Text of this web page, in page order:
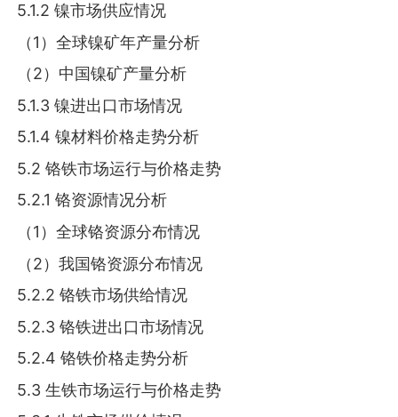
5.1.2 镍市场供应情况
（1）全球镍矿年产量分析
（2）中国镍矿产量分析
5.1.3 镍进出口市场情况
5.1.4 镍材料价格走势分析
5.2 铬铁市场运行与价格走势
5.2.1 铬资源情况分析
（1）全球铬资源分布情况
（2）我国铬资源分布情况
5.2.2 铬铁市场供给情况
5.2.3 铬铁进出口市场情况
5.2.4 铬铁价格走势分析
5.3 生铁市场运行与价格走势